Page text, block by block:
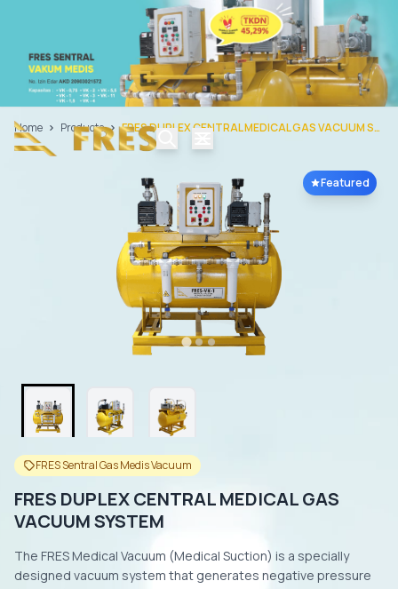
Home Products FRES DUPLEX CENTRAL MEDICAL GAS VACUUM SYSTEM
Featured
FRES Sentral Gas Medis Vacuum
FRES DUPLEX CENTRAL MEDICAL GAS
VACUUM SYSTEM
The FRES Medical Vacuum (Medical Suction) is a specially
designed vacuum system that generates negative pressure